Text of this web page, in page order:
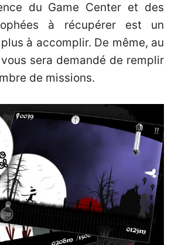
du Game Center et des
à récupérer est un
à accomplir. De même, au
sera demandé de remplir
de missions.